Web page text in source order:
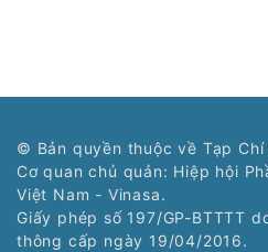
© Bản quyền thuộc về Tạp Chí
Cơ quan chủ quản: Hiệp hội
Việt Nam - Vinasa.
Giấy phép số 197/GP-BTTTT
thông cấp ngày 19/04/2016.